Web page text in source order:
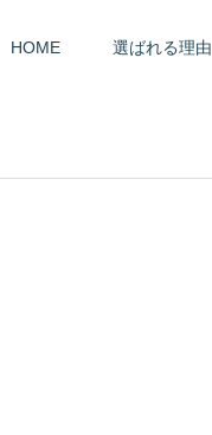
HOME 選ばれる理由